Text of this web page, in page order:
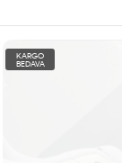
KARGO
BEDAVA